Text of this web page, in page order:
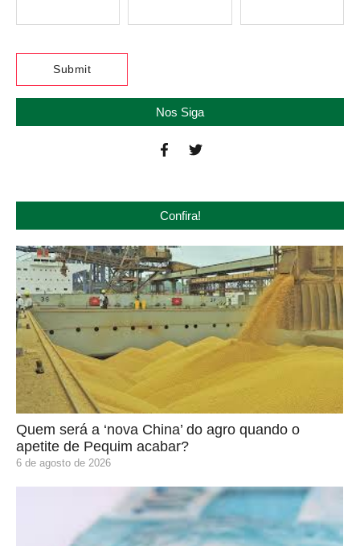
Nos Siga
Confira!
Quem será a ‘nova China’ do agro quando o
apetite de Pequim acabar?
6 de agosto de 2026